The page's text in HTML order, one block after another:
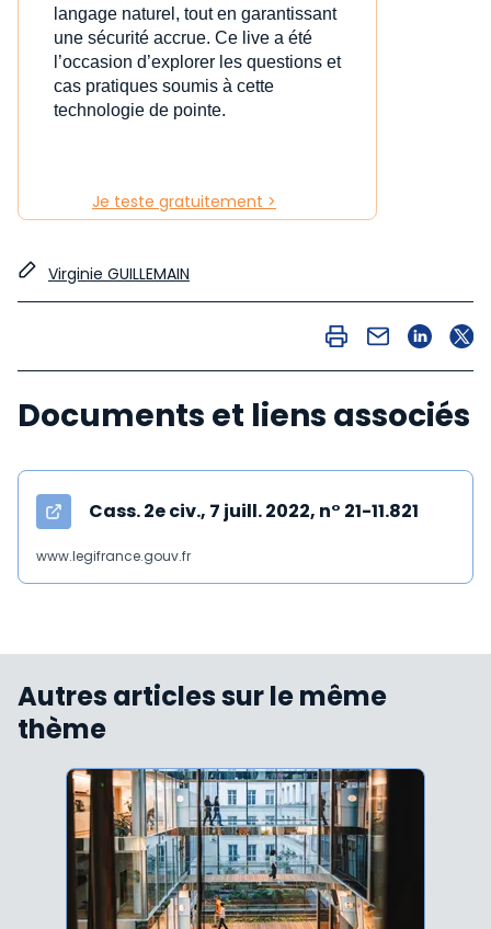
langage naturel, tout en garantissant
une sécurité accrue. Ce live a été
l’occasion d’explorer les questions et
cas pratiques soumis à cette
technologie de pointe.
Je teste gratuitement >
Virginie GUILLEMAIN
Documents et liens associés
Cass. 2e civ., 7 juill. 2022, n° 21-11.821
www.legifrance.gouv.fr
Autres articles sur le même
thème